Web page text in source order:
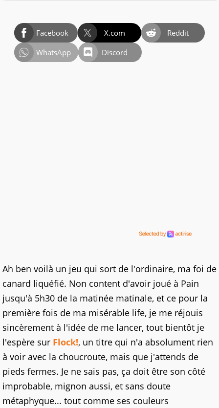
Facebook X.com
Reddit
WhatsApp
Discord
Ah ben voilà un jeu qui sort de l'ordinaire, ma foi de
canard liquéfié. Non content d'avoir joué à Pain
jusqu'à 5h30 de la matinée matinale, et ce pour la
première fois de ma misérable life, je me réjouis
sincèrement à l'idée de me lancer, tout bientôt je
l'espère sur Flock!, un titre qui n'a absolument rien
à voir avec la choucroute, mais que j'attends de
pieds fermes. Je ne sais pas, ça doit être son côté
improbable, mignon aussi, et sans doute
métaphyque... tout comme ses couleurs